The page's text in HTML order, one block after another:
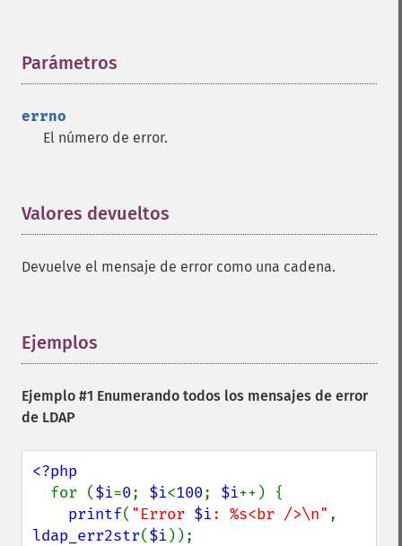
Parámetros
errno
El número de error.
Valores devueltos
Devuelve el mensaje de error como una cadena.
Ejemplos
Ejemplo #1 Enumerando todos los mensajes de error
de LDAP
<?php
for ($i=0; $i<100; $i++) {
printf( "Error $i: %s<br />\n"
ldap_err2str($i ));